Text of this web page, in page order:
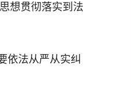
想贯彻落实到法
法从严从实纠